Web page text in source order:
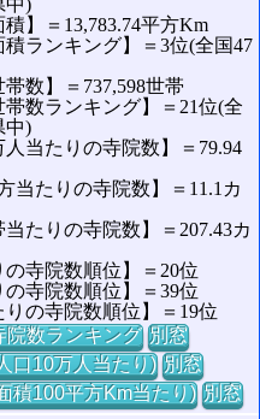
中)
積】＝13,783.74平方Km
積ランキング】＝3位(全国47
帯数】＝737,598世帯
帯数ランキング】＝21位(全
中)
人当たりの寺院数】＝79.94
当たりの寺院数】＝11.1カ
当たりの寺院数】＝207.43カ
の寺院数順位】＝20位
の寺院数順位】＝39位
りの寺院数順位】＝19位
院数ランキング 別窓
口10万人当たり) 別窓
積100平方Km当たり) 別窓